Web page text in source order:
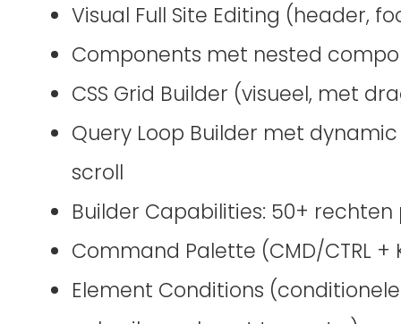
Visual Full Site Editing (header,
Components met nested
CSS Grid Builder (visueel, met
Query Loop Builder met
scroll
Builder Capabilities: 50+
Command Palette (CMD/CTRL +
Element Conditions